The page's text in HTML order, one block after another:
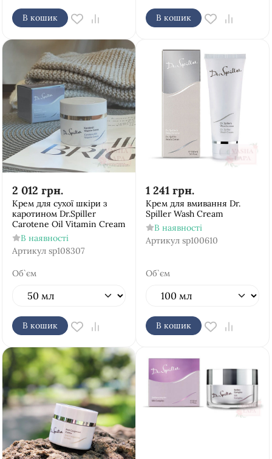
В кошик В кошик
2 012 грн.
Крем для сухої шкіри з
каротином Dr.Spiller
Carotene Oil Vitamin Cream
В наявності
Артикул sp108307
Об`єм
В кошик
1 241 грн.
Крем для вмивання Dr.
Spiller Wash Cream
В наявності
Артикул sp100610
Об`єм
В кошик